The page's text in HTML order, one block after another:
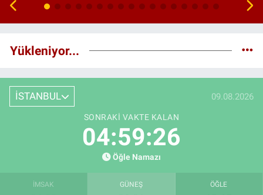
Yükleniyor...
İSTANBUL 09.08.2026
SONRAKI VAKTE KALAN
04:59:25
Öğle Namazı
İMSAK GÜNEŞ ÖĞLE